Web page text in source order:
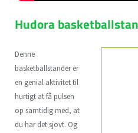
Hudora
Denne
basketballstander er
en genial aktivitet til
hurtigt at få pulsen
op samtidig med, at
du har det sjovt. Og